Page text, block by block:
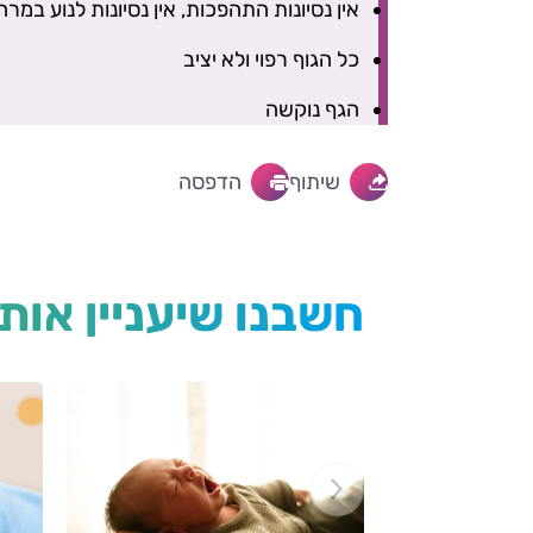
אין נסיונות התהפכות, אין נסיונות לנוע
כל הגוף רפוי ולא יציב
הגף נוקשה
שיתוף הדפסה
חשבנו שיעניין